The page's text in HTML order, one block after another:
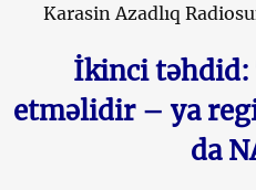
Karasin Azadlıq
İkinci
etməlidir – ya
da